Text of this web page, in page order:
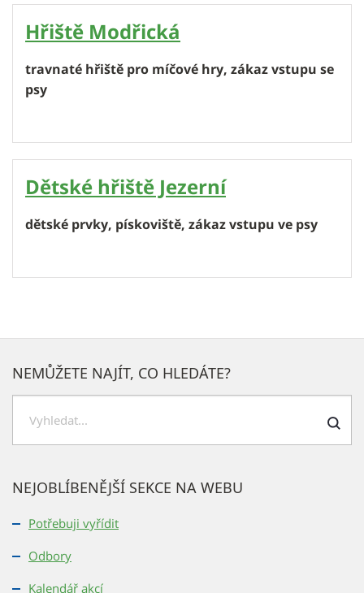
Hřiště Modřická
travnaté hřiště pro míčové hry, zákaz vstupu se
psy
Dětské hřiště Jezerní
dětské prvky, pískoviště, zákaz vstupu ve psy
NEJOBLÍBENĚJŠÍ SEKCE NA WEBU
Potřebuji vyřídit
Odbory
Kalendář akcí
NEMŮŽETE NAJÍT, CO HLEDÁTE?